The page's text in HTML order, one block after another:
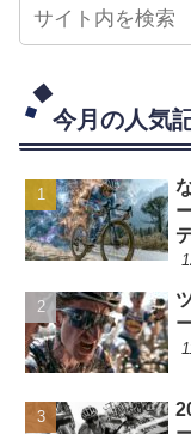
今月の人気